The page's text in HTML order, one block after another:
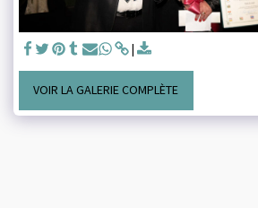
VOIR LA GALERIE COMPLÈTE